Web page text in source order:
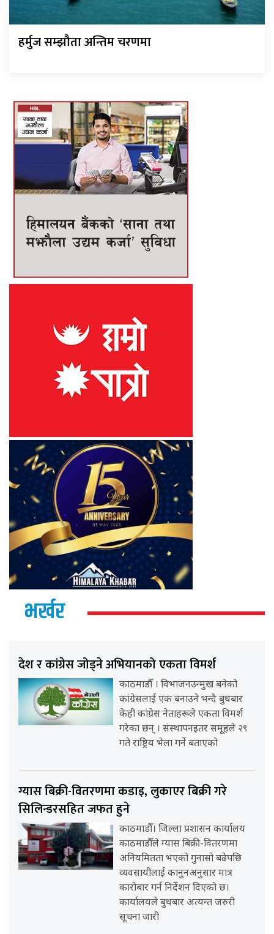
हर्मुज सम्झौता अन्तिम चरणमा
भर्खर
देश र कांग्रेस जोड्ने अभियानको एकता विमर्श
काठमाडौँ । विभाजनउन्मुख बनेको
कांग्रेसलाई एक बनाउने भन्दै बुधबार
केही कांग्रेस नेताहरूले एकता विमर्श
गरेका छन् । संस्थापनइतर समूहले २९
गते राष्ट्रिय भेला गर्ने बताएको
ग्यास बिक्री-वितरणमा कडाइ, लुकाएर बिक्री गरे
सिलिन्डरसहित जफत हुने
काठमाडौँ। जिल्ला प्रशासन कार्यालय
काठमाडौँले ग्यास बिक्री-वितरणमा
अनियमितता भएको गुनासो बढेपछि
व्यवसायीलाई कानुनअनुसार मात्र
कारोबार गर्न निर्देशन दिएको छ।
कार्यालयले बुधबार अत्यन्त जरुरी
सूचना जारी